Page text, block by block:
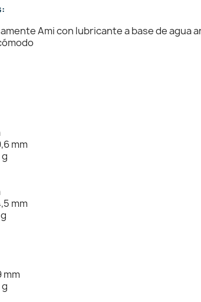
Ami con lubricante a base de agua
mm
mm
mm